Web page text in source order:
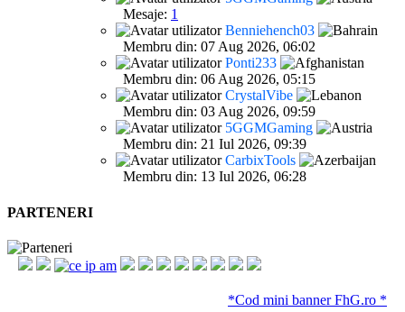
Mesaje: 1
Benniehench03
Membru din: 07 Aug 2026, 06:02
Ponti233
Membru din: 06 Aug 2026, 05:15
CrystalVibe
Membru din: 03 Aug 2026, 09:59
5GGMGaming
Membru din: 21 Iul 2026, 09:39
CarbixTools
Membru din: 13 Iul 2026, 06:28
PARTENERI
*Cod mini banner FhG.ro *